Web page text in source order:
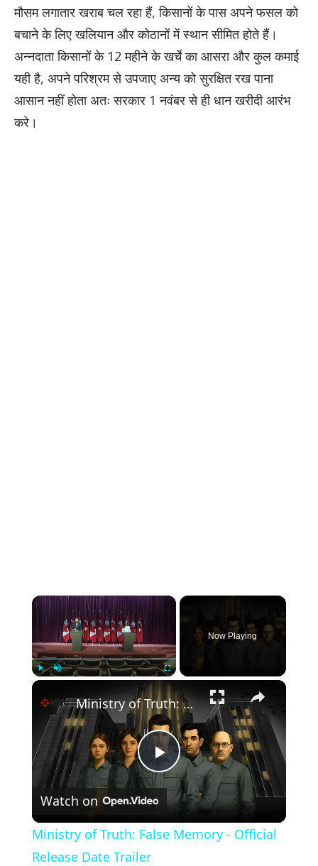
मौसम लगातार खराब चल रहा हैं, किसानों के पास अपने फसल को
बचाने के लिए खलियान और कोठानों में स्थान सीमित होते हैं।
अन्नदाता किसानों के 12 महीने के खर्चे का आसरा और कुल कमाई
यही है, अपने परिश्रम से उपजाए अन्य को सुरक्षित रख पाना
आसान नहीं होता अतः सरकार 1 नवंबर से ही धान खरीदी आरंभ
करे।
×
Fullscreen
Now Playing
×
Play
Video
Ministry of Truth: False Memory - Official Release Date Trailer
Watch on
Ministry of Truth: False Memory - Official
Release Date Trailer